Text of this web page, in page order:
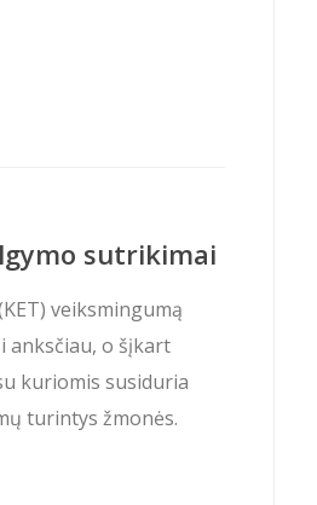
sutrikimai
veiksmingumą
anksčiau, o šįkart
kuriomis susiduria
turintys žmonės.